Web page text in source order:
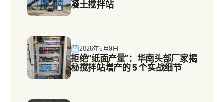
凝土搅拌站
2026年5月9日
拒绝“纸面产量”：华南头部厂家揭
秘搅拌站增产的 5 个实战细节